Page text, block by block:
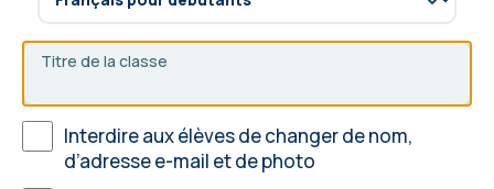
Titre de la classe
Interdire aux élèves de changer de nom,
d’adresse e-mail et de photo